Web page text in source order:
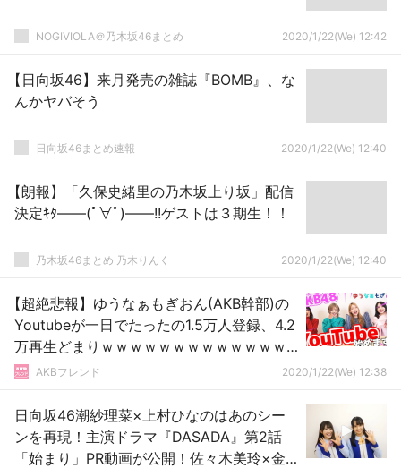
NOGIVIOLA＠乃木坂46まとめ 2020/1/22(We) 12:42
【日向坂46】来月発売の雑誌『BOMB』、な
んかヤバそう
日向坂46まとめ速報 2020/1/22(We) 12:40
【朗報】「久保史緒里の乃木坂上り坂」配信
決定ｷﾀ――(ﾟ∀ﾟ)――!!ゲストは３期生！！
乃木坂46まとめ 乃木りんく 2020/1/22(We) 12:40
【超絶悲報】ゆうなぁもぎおん(AKB幹部)の
Youtubeが一日でたったの1.5万人登録、4.2
万再生どまりｗｗｗｗｗｗｗｗｗｗｗｗｗ
ｗｗAKBフレンド 2020/1/22(We) 12:38
日向坂46潮紗理菜×上村ひなのはあのシー
ンを再現！主演ドラマ『DASADA』第2話
「始まり」PR動画が公開！佐々木美玲×金